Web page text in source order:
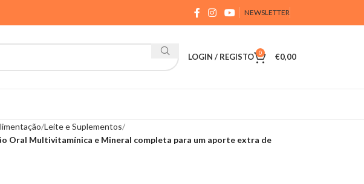
NEWSLETTER
LOGIN / REGISTO 0 €0,00
Leite e Suplementos
Oral Multivitamínica e Mineral completa para um aporte extra de